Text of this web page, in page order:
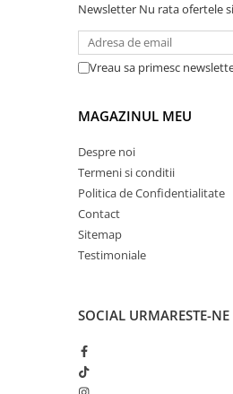
Newsletter Nu rata ofertele
Vreau sa primesc
MAGAZINUL MEU
Despre noi
Termeni si conditii
Politica de Confidentialitate
Contact
Sitemap
Testimoniale
SOCIAL URMARESTE-